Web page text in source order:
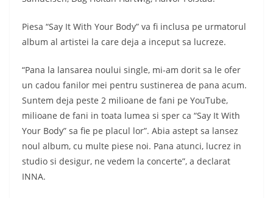
Piesa “Say It With Your Body” va fi inclusa pe urmatorul
album al artistei la care deja a inceput sa lucreze.
“Pana la lansarea noului single, mi-am dorit sa le ofer
un cadou fanilor mei pentru sustinerea de pana acum.
Suntem deja peste 2 milioane de fani pe YouTube,
milioane de fani in toata lumea si sper ca “Say It With
Your Body” sa fie pe placul lor”. Abia astept sa lansez
noul album, cu multe piese noi. Pana atunci, lucrez in
studio si desigur, ne vedem la concerte”, a declarat
INNA.